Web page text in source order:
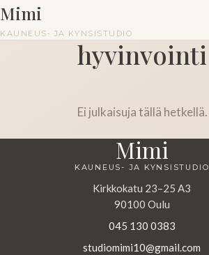
Mimi
KAUNEUS- JA KYNSISTUDIO
hyvinvointi
Ei julkaisuja tällä hetkellä.
Mimi
KAUNEUS- JA KYNSISTUDIO
Kirkkokatu 23–25 A3
90100 Oulu
045 130 0383
studiomimi10@gmail.com